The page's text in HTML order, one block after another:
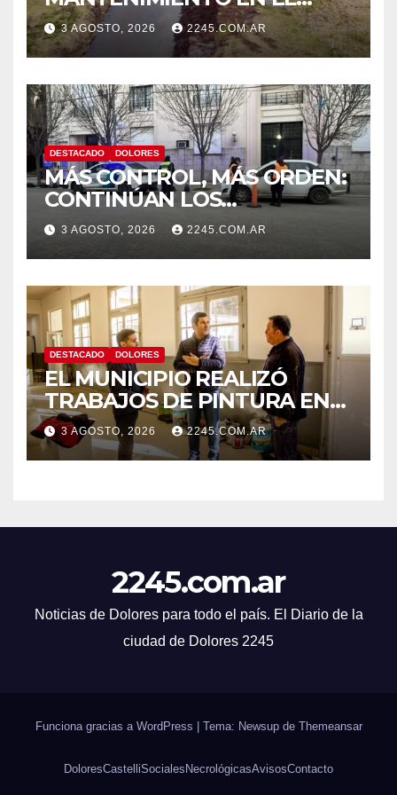
CANAL LA PICASA
3 AGOSTO, 2026 2245.COM.AR
DESTACADO DOLORES
MÁS CONTROL, MÁS ORDEN:
CONTINÚAN LOS
OPERATIVOS PREVENTIVOS
DE TRÁNSITO EN DOLORES
3 AGOSTO, 2026 2245.COM.AR
DESTACADO DOLORES
EL MUNICIPIO REALIZÓ
TRABAJOS DE PINTURA EN
LA ESCUELA N.º 10
3 AGOSTO, 2026 2245.COM.AR
2245.com.ar
Noticias de Dolores para todo el país. El Diario de la
ciudad de Dolores 2245
Funciona gracias a WordPress Tema: Newsup de Themeansar
DoloresCastelliSociales NecrológicasAvisosContacto